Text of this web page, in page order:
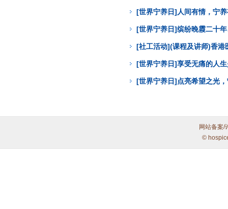
[世界宁养日]人间有情，宁
[世界宁养日]缤纷晚霞二十
[社工活动](课程及讲师)香
[世界宁养日]享受无痛的人
[世界宁养日]点亮希望之光
网站备案/
©